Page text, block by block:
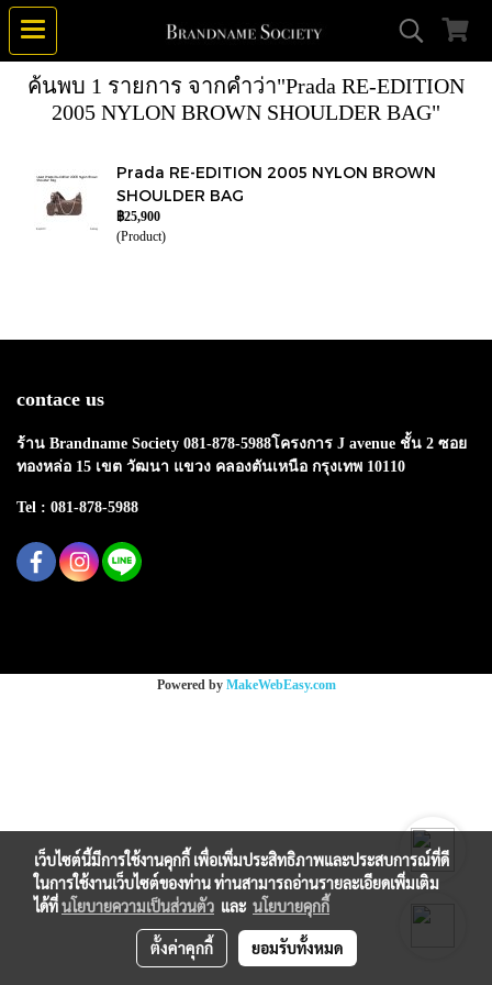
ค้นพบ 1 รายการ จากคำว่า"Prada RE-EDITION
2005 NYLON BROWN SHOULDER BAG"
Prada RE-EDITION 2005 NYLON BROWN
SHOULDER BAG
฿25,900
(Product)
contace us
ร้าน Brandname Society 081-878-5988โครงการ J avenue ชั้น 2 ซอย
ทองหล่อ 15 เขต วัฒนา แขวง คลองตันเหนือ กรุงเทพ 10110
Tel : 081-878-5988
Powered by MakeWebEasy.com
เว็บไซต์นี้มีการใช้งานคุกกี้ เพื่อเพิ่มประสิทธิภาพและประสบการณ์ที่ดี
ในการใช้งานเว็บไซต์ของท่าน ท่านสามารถอ่านรายละเอียดเพิ่มเติม
ได้ที่นโยบายความเป็นส่วนตัว และ นโยบายคุกกี้
ตั้งค่าคุกกี้ ยอมรับทั้งหมด